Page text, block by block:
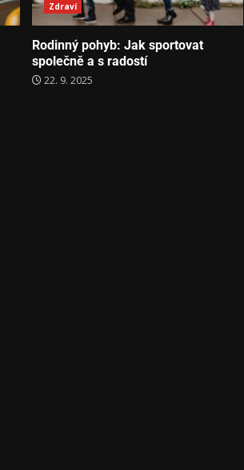
Zdraví
Rodinný pohyb: Jak sportovat
společně a s radostí
22. 9. 2025